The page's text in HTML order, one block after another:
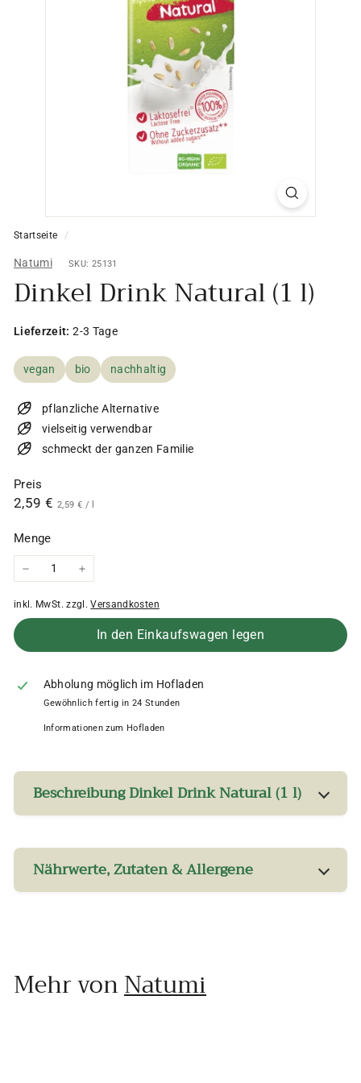
Startseite /
Natumi SKU: 25131
Dinkel Drink Natural (1 l)
Lieferzeit: 2-3 Tage
vegan bio nachhaltig
pflanzliche Alternative
vielseitig verwendbar
schmeckt der ganzen Familie
Preis
Normaler
2,59 € 2,59
2,59 € 2,59
/
Menge
inkl. MwSt. zzgl.Versandkosten
In den Einkaufswagen legen
Abholung möglich im Hofladen
Gewöhnlich fertig in 24 Stunden
Informationen zum Hofladen
Beschreibung Dinkel Drink Natural (1 l)
Nährwerte, Zutaten & Allergene
Mehr vonNatumi